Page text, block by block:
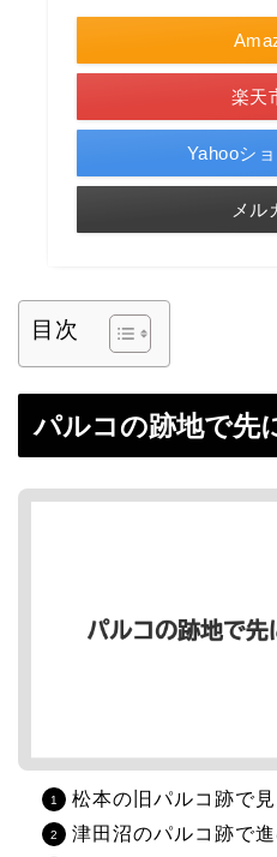
楽天
Yahooシ
メル
目次
パルコの跡地で先
松本の旧パルコ跡で
津田沼のパルコ跡で